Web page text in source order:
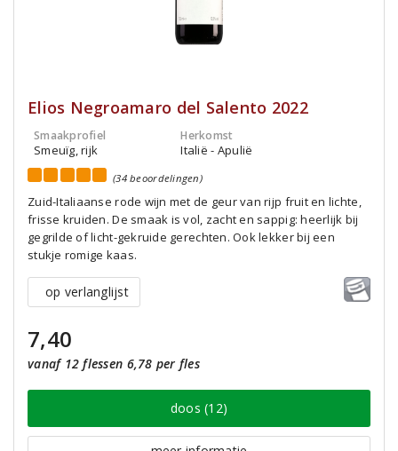
Elios Negroamaro del Salento 2022
Smaakprofiel
Smeuïg, rijk
Herkomst
Italië - Apulië
(34 beoordelingen)
Zuid-Italiaanse rode wijn met de geur van rijp fruit en lichte,
frisse kruiden. De smaak is vol, zacht en sappig: heerlijk bij
gegrilde of licht-gekruide gerechten. Ook lekker bij een
stukje romige kaas.
op verlanglijst
7,40
vanaf 12 flessen 6,78 per fles
doos (12)